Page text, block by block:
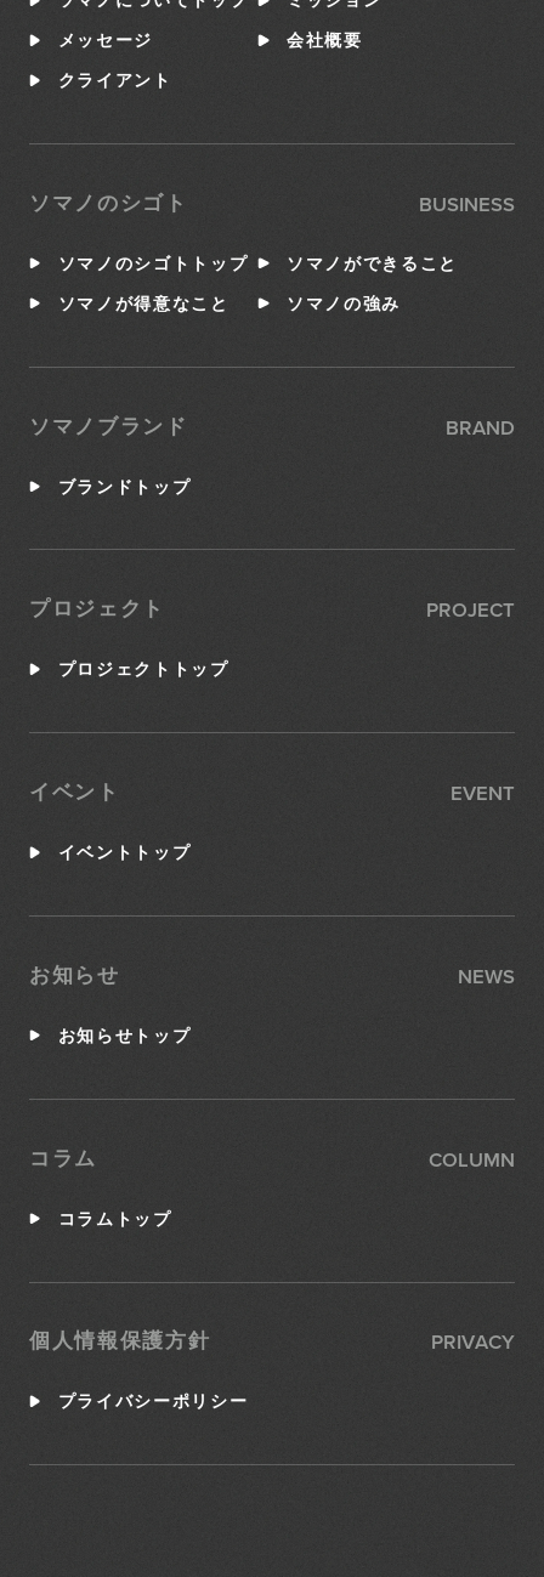
メッセージ 会社概要
クライアント
ソマノのシゴト BUSINESS
ソマノのシゴトトップ ソマノができること
ソマノが得意なこと ソマノの強み
ソマノブランド BRAND
ブランドトップ
プロジェクト PROJECT
プロジェクトトップ
イベント EVENT
イベントトップ
お知らせ NEWS
お知らせトップ
コラム COLUMN
コラムトップ
個人情報保護方針 PRIVACY
プライバシーポリシー